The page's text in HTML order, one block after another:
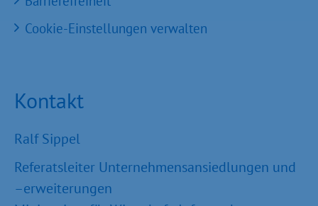
Cookie-Einstellungen verwalten
Kontakt
Ralf Sippel
Referatsleiter Unternehmensansiedlungen und
–erweiterungen